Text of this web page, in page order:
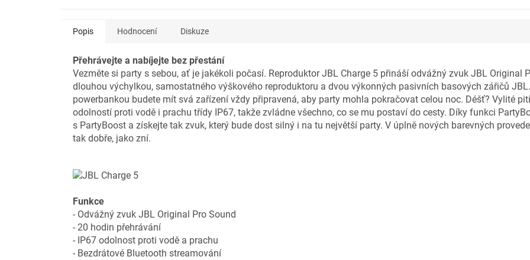
Popis Hodnocení Diskuze
Přehrávejte a nabíjejte bez přestání
Vezměte si party s sebou, ať je jakékoli počasí. Reproduktor JBL Charge 5 přináší odvážný zvuk JBL Original
dlouhou výchylkou, samostatného výškového reproduktoru a dvou výkonných pasivních basových zářičů
powerbankou budete mít svá zařízení vždy připravená, aby party mohla pokračovat celou noc. Déšť? Vylité
odolností proti vodě i prachu třídy IP67, takže zvládne všechno, co se mu postaví do cesty. Díky funkci
s PartyBoost a získejte tak zvuk, který bude dost silný i na tu největší party. V úplně nových barevných
tak dobře, jako zní.
Funkce
- Odvážný zvuk JBL Original Pro Sound
- 20 hodin přehrávání
- IP67 odolnost proti vodě a prachu
- Bezdrátové Bluetooth streamování